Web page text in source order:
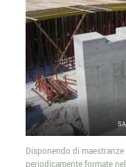
Disponendo di